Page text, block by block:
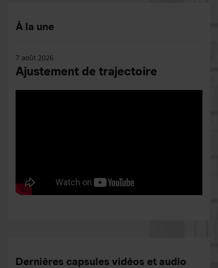
À la une
7 août 2026
Ajustement de trajectoire
Dernières capsules vidéos et audio